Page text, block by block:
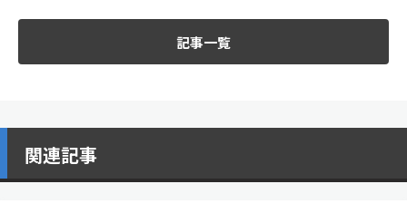
記事一覧
関連記事